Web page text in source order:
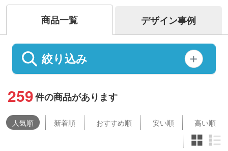
商品一覧 デザイン事例
絞り込み
259件の商品があります
人気順 新着順 おすすめ順 安い順 高い順